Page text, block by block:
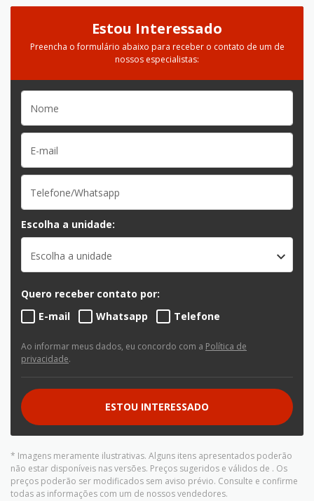
Estou Interessado
Preencha o formulário abaixo para receber o contato de um de
nossos especialistas:
Escolha a unidade:
Escolha a unidade
Quero receber contato por:
E-mail
Whatsapp Telefone
Ao informar meus dados, eu concordo com a Política de
privacidade.
ESTOU INTERESSADO
* Imagens meramente ilustrativas. Alguns itens apresentados poderão
não estar disponíveis nas versões. Preços sugeridos e válidos de . Os
preços poderão ser modificados sem aviso prévio. Consulte e confirme
todas as informações com um de nossos vendedores.